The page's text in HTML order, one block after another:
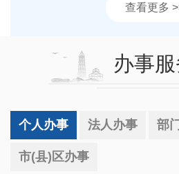
查看更多
办事
个人办事 法人办事 部
市(县)区办事